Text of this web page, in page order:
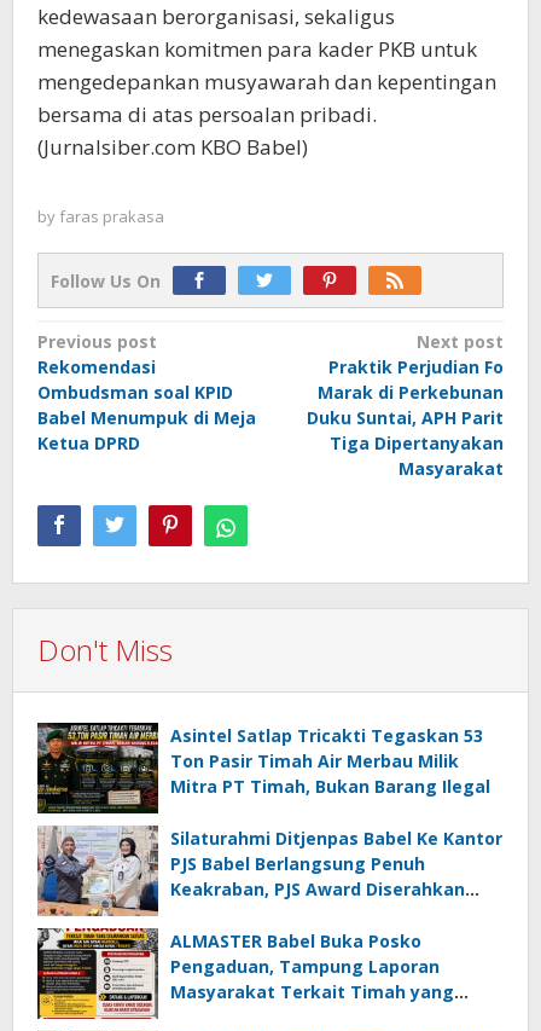
kedewasaan berorganisasi, sekaligus
menegaskan komitmen para kader PKB untuk
mengedepankan musyawarah dan kepentingan
bersama di atas persoalan pribadi.
(Jurnalsiber.com KBO Babel)
by faras prakasa
Follow Us On
Post
navigation
Previous post
Rekomendasi
Ombudsman soal KPID
Babel Menumpuk di Meja
Ketua DPRD
Next post
Praktik Perjudian Fo
Marak di Perkebunan
Duku Suntai, APH Parit
Tiga Dipertanyakan
Masyarakat
Don't Miss
Asintel Satlap Tricakti Tegaskan 53
Ton Pasir Timah Air Merbau Milik
Mitra PT Timah, Bukan Barang Ilegal
Silaturahmi Ditjenpas Babel Ke Kantor
PJS Babel Berlangsung Penuh
Keakraban, PJS Award Diserahkan
ALMASTER Babel Buka Posko
Pengaduan, Tampung Laporan
Masyarakat Terkait Timah yang